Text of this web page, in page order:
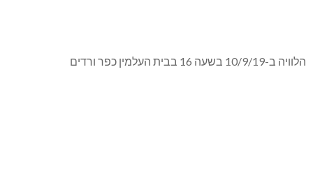
הלוויה ב-10/9/19 בשעה 16 בבית העלמין כפר ורדים